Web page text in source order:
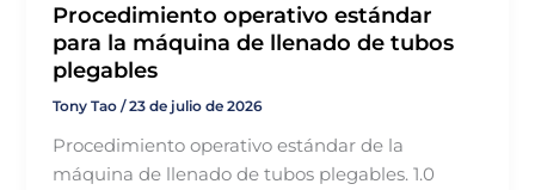
Procedimiento operativo estándar
para la máquina de llenado de tubos
plegables
Tony Tao/23 de julio de 2026
Procedimiento operativo estándar de la
máquina de llenado de tubos plegables. 1.0